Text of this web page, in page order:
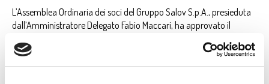
L’Assemblea Ordinaria dei soci del Gruppo Salov S.p.A., presieduta
dall’Amministratore Delegato Fabio Maccari, ha approvato il
anni di storia nel 2019, i numeri del bilancio di Gruppo hanno
registrato un ulteriore miglioramento rispetto agli anni precedenti: